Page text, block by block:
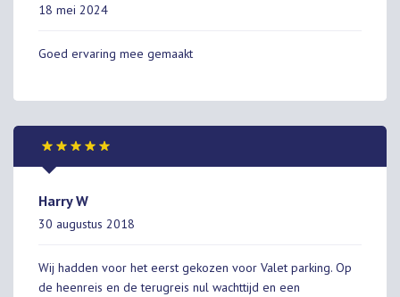
18 mei 2024
Goed ervaring mee gemaakt
Harry W
30 augustus 2018
Wij hadden voor het eerst gekozen voor Valet parking. Op
de heenreis en de terugreis nul wachttijd en een